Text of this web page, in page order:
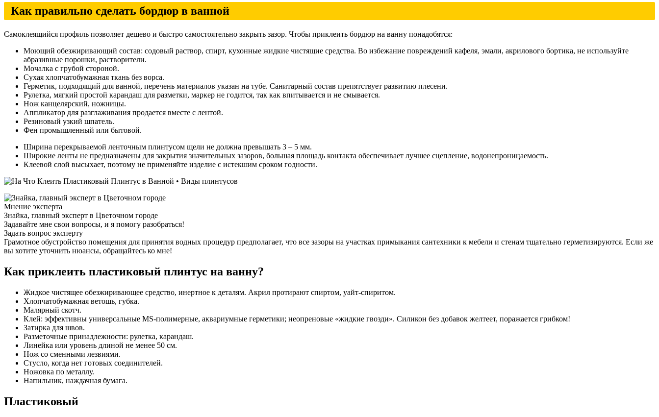
Как правильно сделать бордюр в ванной
Самоклеящийся профиль позволяет дешево и быстро самостоятельно закрыть зазор. Чтобы приклеить бордюр на ванну понадобятся:
Моющий обезжиривающий состав: содовый раствор, спирт, кухонные жидкие чистящие средства. Во избежание повреждений кафеля, эмали, акрилового бортика, не используйте
абразивные порошки, растворители.
Мочалка с грубой стороной.
Сухая хлопчатобумажная ткань без ворса.
Герметик, подходящий для ванной, перечень материалов указан на тубе. Санитарный состав препятствует развитию плесени.
Рулетка, мягкий простой карандаш для разметки, маркер не годится, так как впитывается и не смывается.
Нож канцелярский, ножницы.
Аппликатор для разглаживания продается вместе с лентой.
Резиновый узкий шпатель.
Фен промышленный или бытовой.
Ширина перекрываемой ленточным плинтусом щели не должна превышать 3 – 5 мм.
Широкие ленты не предназначены для закрытия значительных зазоров, большая площадь контакта обеспечивает лучшее сцепление, водонепроницаемость.
Клеевой слой высыхает, поэтому не применяйте изделие с истекшим сроком годности.
Мнение эксперта
Знайка, главный эксперт в Цветочном городе
Задавайте мне свои вопросы, и я помогу разобраться!
Задать вопрос эксперту
Грамотное обустройство помещения для принятия водных процедур предполагает, что все зазоры на участках примыкания сантехники к мебели и стенам тщательно герметизируются. Если же
вы хотите уточнить нюансы, обращайтесь ко мне!
Как приклеить пластиковый плинтус на ванну?
Жидкое чистящее обезжиривающее средство, инертное к деталям. Акрил протирают спиртом, уайт-спиритом.
Хлопчатобумажная ветошь, губка.
Малярный скотч.
Клей: эффективны универсальные MS-полимерные, аквариумные герметики; неопреновые «жидкие гвозди». Силикон без добавок желтеет, поражается грибком!
Затирка для швов.
Разметочные принадлежности: рулетка, карандаш.
Линейка или уровень длиной не менее 50 см.
Нож со сменными лезвиями.
Стусло, когда нет готовых соединителей.
Ножовка по металлу.
Напильник, наждачная бумага.
Пластиковый